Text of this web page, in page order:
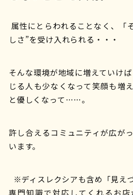
属性にとらわれることなく、「
しさ”を受け入れられる・・・
そんな環境が地域に増えていけ
じる人も少なくなって笑顔も増
と優しくなって……。
許し合えるコミュニティが広が
います。
※ディスレクシアも含め「見え